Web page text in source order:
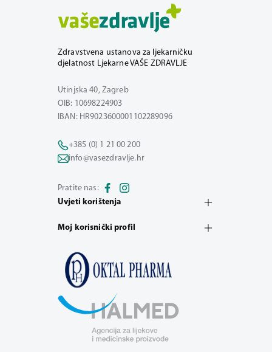
Zdravstvena ustanova za ljekarničku
djelatnost Ljekarne VAŠE ZDRAVLJE
Utinjska 40, Zagreb
OIB: 10698224903
IBAN: HR9023600001102289096
+385 (0) 1 21 00 200
info@vasezdravlje.hr
Pratite nas:
Uvjeti korištenja
Moj korisnički profil